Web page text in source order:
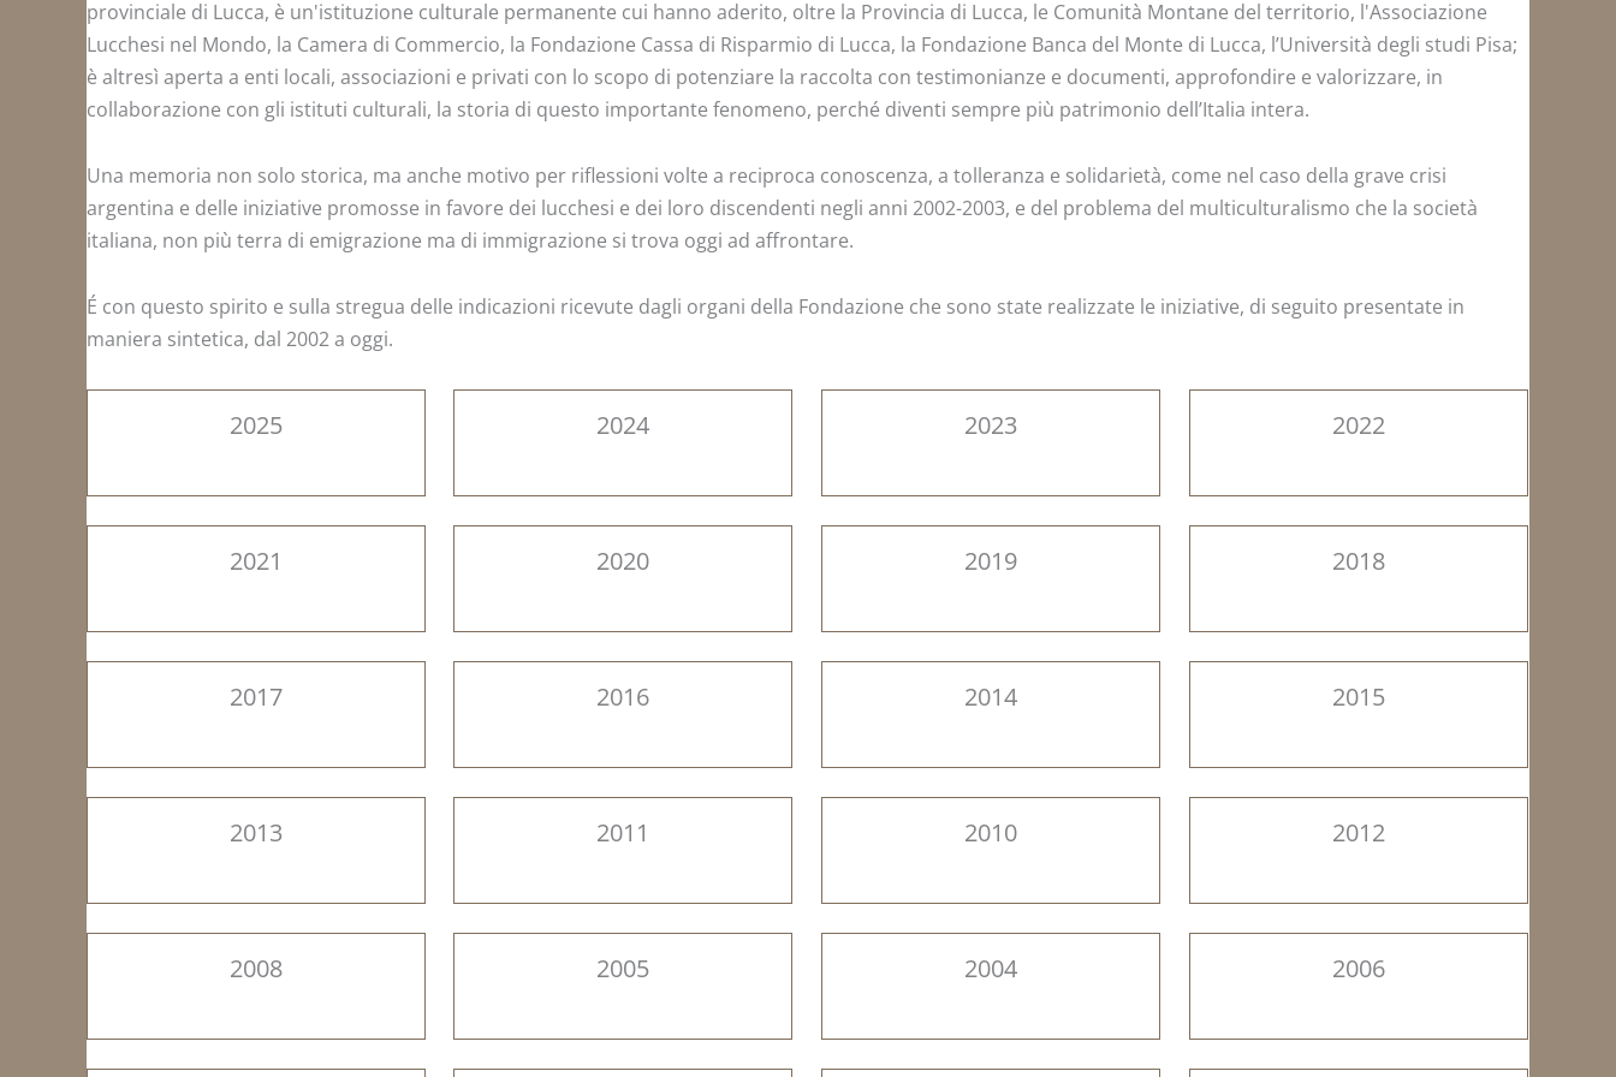
provinciale di Lucca, è un'istituzione culturale permanente cui hanno aderito, oltre la Provincia di Lucca, le Comunità Montane del territorio, l'Associazione
Lucchesi nel Mondo, la Camera di Commercio, la Fondazione Cassa di Risparmio di Lucca, la Fondazione Banca del Monte di Lucca, l’Università degli studi Pisa;
è altresì aperta a enti locali, associazioni e privati con lo scopo di potenziare la raccolta con testimonianze e documenti, approfondire e valorizzare, in
collaborazione con gli istituti culturali, la storia di questo importante fenomeno, perché diventi sempre più patrimonio dell’Italia intera.
Una memoria non solo storica, ma anche motivo per riflessioni volte a reciproca conoscenza, a tolleranza e solidarietà, come nel caso della grave crisi
argentina e delle iniziative promosse in favore dei lucchesi e dei loro discendenti negli anni 2002-2003, e del problema del multiculturalismo che la società
italiana, non più terra di emigrazione ma di immigrazione si trova oggi ad affrontare.
É con questo spirito e sulla stregua delle indicazioni ricevute dagli organi della Fondazione che sono state realizzate le iniziative, di seguito presentate in
maniera sintetica, dal 2002 a oggi.
2025 2024 2023 2022
2021 2020 2019 2018
2017 2016 2014 2015
2013 2011 2010 2012
2008 2005 2004 2006